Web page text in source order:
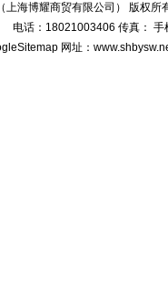
上海博耀商贸有限公司） 版权所
电话：18021003406 传真： 手
网址：